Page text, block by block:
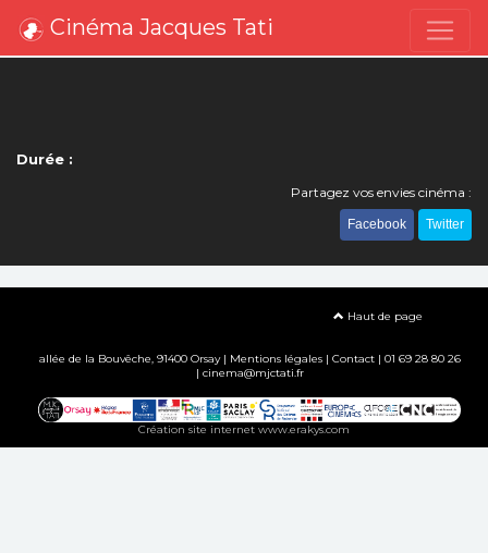
Cinéma Jacques Tati
Durée :
Partagez vos envies cinéma :
Facebook Twitter
Haut de page
allée de la Bouvêche, 91400 Orsay | Mentions légales| Contact| 01 69 28 80 26
| cinema@mjctati.fr
Création site internet www.erakys.com